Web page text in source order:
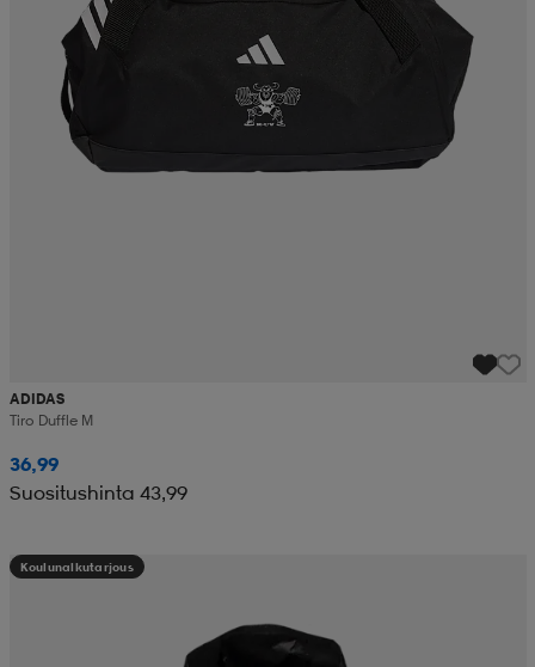
ADIDAS
Tiro Duffle M
36,99
Suositushinta 43,99
Koulunalkutarjous